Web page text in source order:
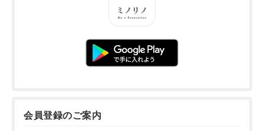
会員登録のご案内